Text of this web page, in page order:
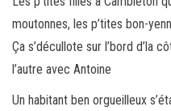
moutonnes, les p’tites bon-
Ça s’décullote sur l’bord d’la
l’autre avec Antoine
Un habitant ben orgueilleux